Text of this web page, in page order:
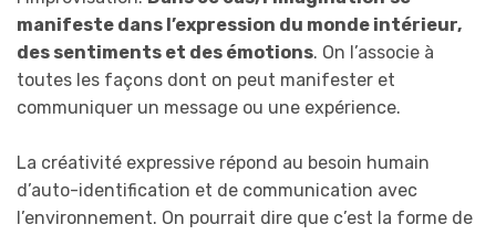
manifeste dans l’expression du monde intérieur,
des sentiments et des émotions. On l’associe à
toutes les façons dont on peut manifester et
communiquer un message ou une expérience.
La créativité expressive répond au besoin humain
d’auto-identification et de communication avec
l’environnement. On pourrait dire que c’est la forme de